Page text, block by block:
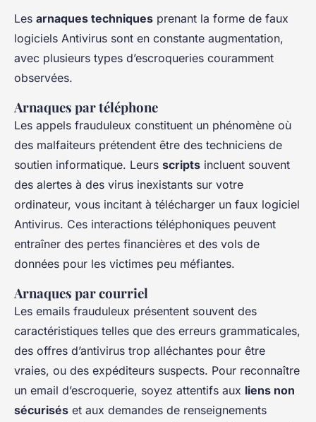
Les arnaques techniques prenant la forme de faux
logiciels Antivirus sont en constante augmentation,
avec plusieurs types d’escroqueries couramment
observées.
Arnaques par téléphone
Les appels frauduleux constituent un phénomène où
des malfaiteurs prétendent être des techniciens de
soutien informatique. Leurs scripts incluent souvent
des alertes à des virus inexistants sur votre
ordinateur, vous incitant à télécharger un faux logiciel
Antivirus. Ces interactions téléphoniques peuvent
entraîner des pertes financières et des vols de
données pour les victimes peu méfiantes.
Arnaques par courriel
Les emails frauduleux présentent souvent des
caractéristiques telles que des erreurs grammaticales,
des offres d’antivirus trop alléchantes pour être
vraies, ou des expéditeurs suspects. Pour reconnaître
un email d’escroquerie, soyez attentifs aux liens non
sécurisés et aux demandes de renseignements